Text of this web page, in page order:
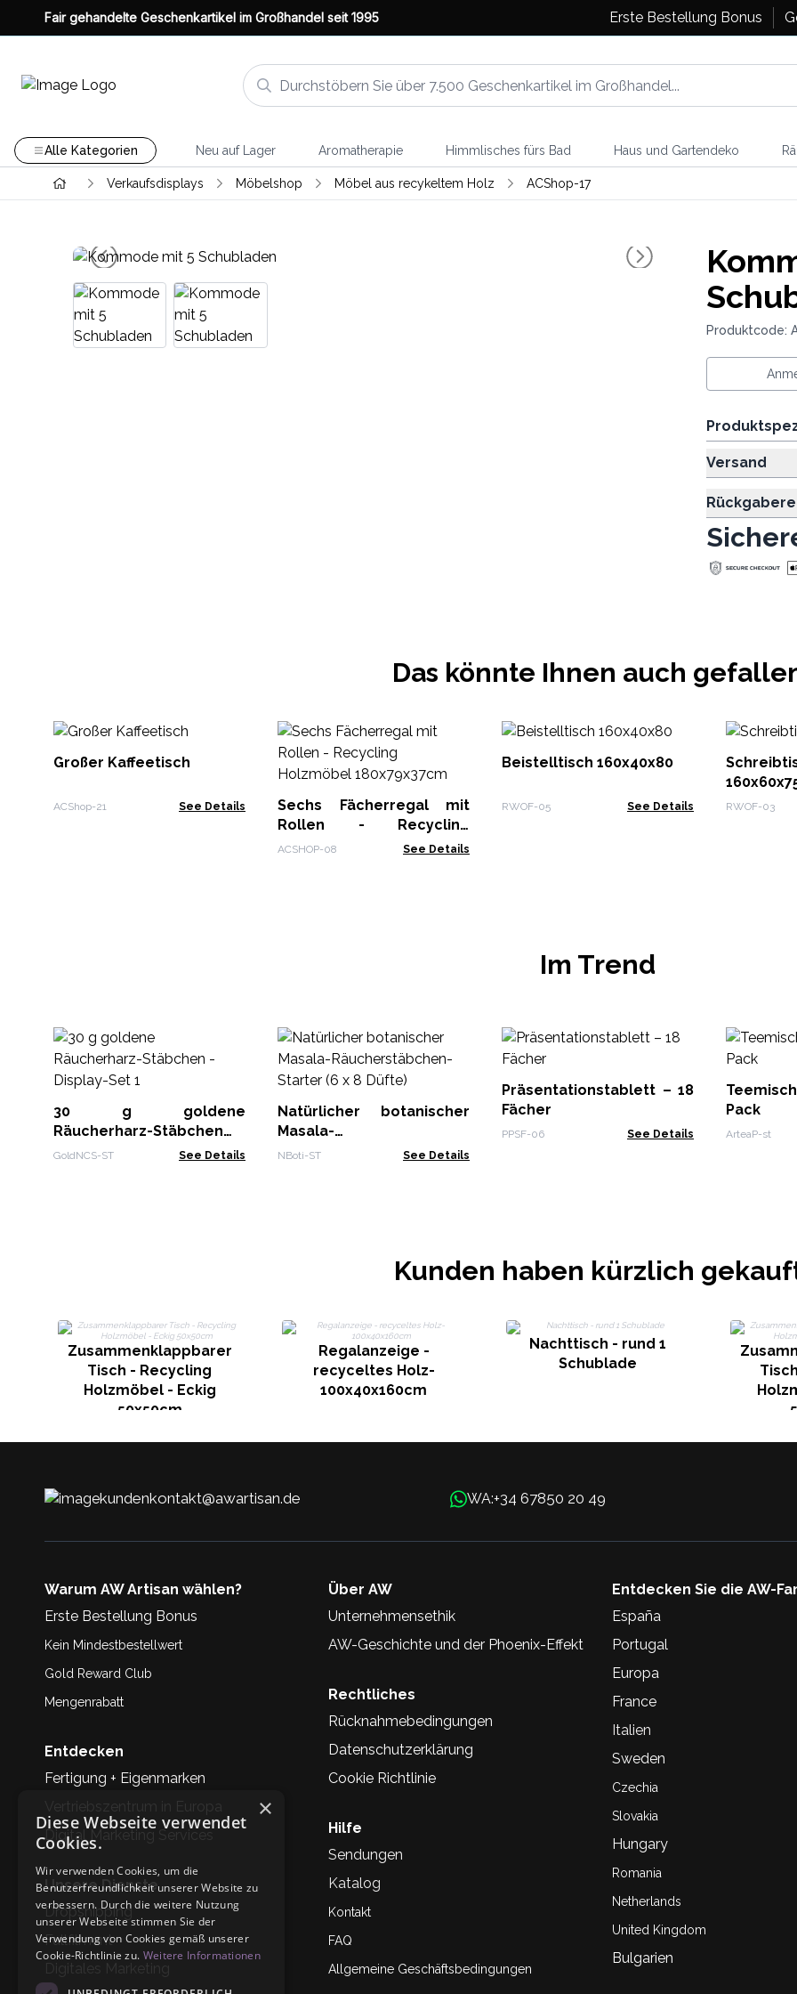
Fair gehandelte Geschenkartikel im Großhandel seit 1995 Erste Bestellung Bonus
Alle Kategorien Neu auf Lager Aromatherapie Himmlisches fürs Bad Haus und Gartendeko
Verkaufsdisplays Möbelshop Möbel aus recykeltem Holz ACShop-17
Produktcode:
Versand
Das könnte Ihnen auch
Großer Kaffeetisch
ACShop-21 See Details
Sechs Fächerregal mit
Rollen - Recycling
Holzmöbel 180x79x37cm
ACSHOP-08 See Details
Beistelltisch 160x40x80
RWOF-05 See Details RWOF-03
Im Trend
30 g goldene
Räucherharz-Stäbchen -
Display-Set 1
GoldNCS-ST See Details
Natürlicher botanischer
Masala-
Räucherstäbchen-Starter
NBoti-ST See Details
Präsentationstablett – 18
Fächer
PPSF-06 See Details
Pack
ArteaP-st
Kunden haben kürzlich
Zusammenklappbarer
Tisch - Recycling
Holzmöbel - Eckig
50x50cm
Regalanzeige -
recyceltes Holz-
100x40x160cm
Nachttisch - rund 1
Schublade
kundenkontakt@awartisan.de WA:+34 67850 20 49
Warum AW Artisan wählen?
Erste Bestellung Bonus
Kein Mindestbestellwert
Gold Reward Club
Mengenrabatt
Entdecken
Fertigung + Eigenmarken
Vertriebszentrum in Europa
Digital Marketing Services
Unsere Dienste
Dropshipping
Fullfilment
Digitales Marketing
Über AW
Unternehmensethik
AW-Geschichte und der Phoenix-Effekt
Rechtliches
Rücknahmebedingungen
Datenschutzerklärung
Cookie Richtlinie
Hilfe
Sendungen
Katalog
Kontakt
FAQ
Allgemeine Geschäftsbedingungen
Entdecken Sie die AW-
España
Portugal
Europa
France
Italien
Sweden
Czechia
Slovakia
Hungary
Romania
Netherlands
United Kingdom
Bulgarien
×
Diese Webseite verwendet
Cookies.
Wir verwenden Cookies, um die
Benutzerfreundlichkeit unserer Website zu
verbessern. Durch die weitere Nutzung
unserer Webseite stimmen Sie der
Verwendung von Cookies gemäß unserer
Cookie-Richtlinie zu. Weitere Informationen